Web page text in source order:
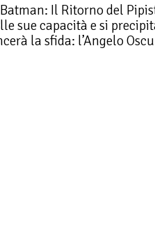
Il Ritorno del
sue capacità e si
la sfida: l’Angelo